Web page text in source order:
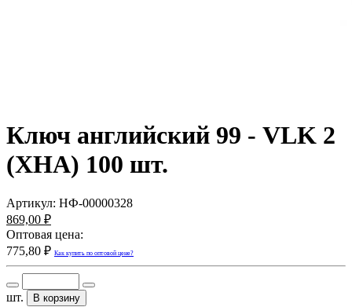
Ключ английский 99 - VLK 2
(XHA) 100 шт.
Артикул: НФ-00000328
869,00 ₽
Оптовая цена:
775,80 ₽ Как купить по оптовой цене?
шт. В корзину